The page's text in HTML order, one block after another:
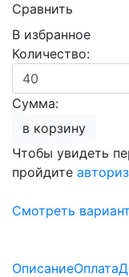
Сравнить
В избранное
Количество:
Сумма:
в корзину
Чтобы увидеть
пройдите
Смотреть
ОписаниеОплата